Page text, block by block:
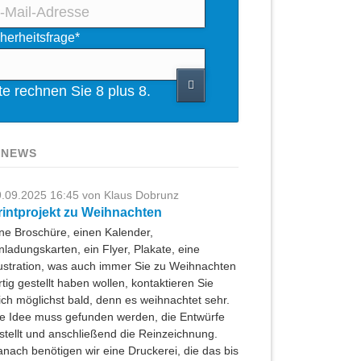
*
rechnen Sie 8 plus 8.
16:45 von Klaus Dobrunz
zu Weihnachten
Broschüre, einen Kalender,
ein Flyer, Plakate, eine
was auch immer Sie zu Weihnachten
gestellt haben wollen, kontaktieren Sie
möglichst bald, denn es weihnachtet sehr.
Idee muss gefunden werden, die Entwürfe
und anschließend die Reinzeichnung.
benötigen wir eine Druckerei, die das bis